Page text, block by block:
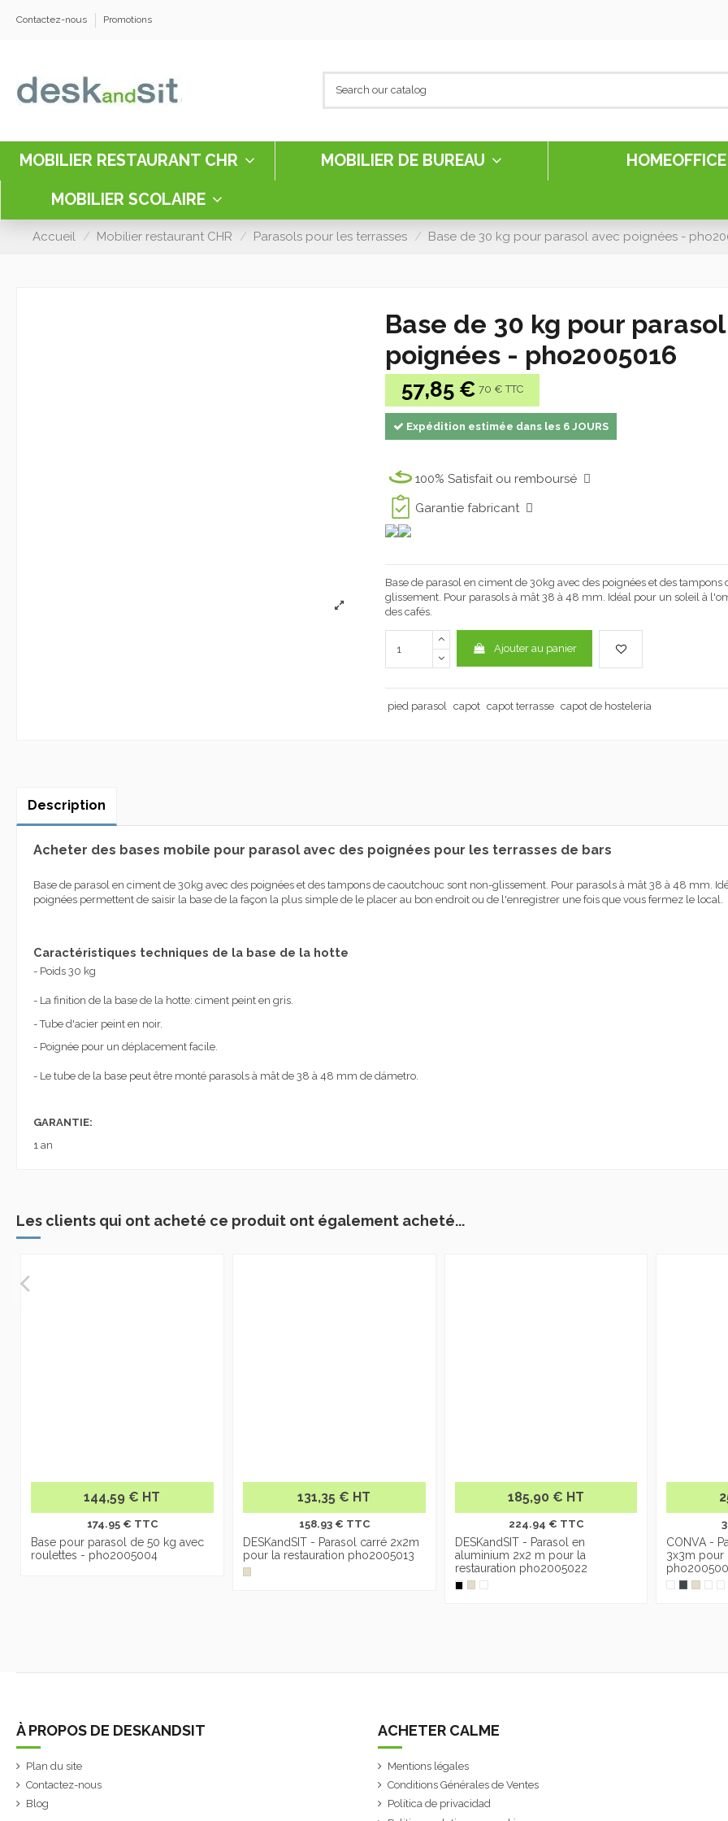
Contactez-nous Promotions
MOBILIER RESTAURANT CHR MOBILIER DE BUREAU
MOBILIER SCOLAIRE
Accueil Mobilier restaurant CHR Parasols pour les terrasses Base de 30 kg pour parasol avec poignées -
Base de 30 kg pour
poignées - pho2005016
57,85 € 70 € TTC
Expédition estimée dans les 6 JOURS
100% Satisfait ou remboursé
Garantie fabricant
Base de parasol en ciment de 30kg avec des poignées et des
glissement. Pour parasols à mât 38 à 48 mm. Idéal pour un soleil à
des cafés.
Ajouter au panier
pied parasol capot capot terrasse capot de hosteleria
Description
Acheter des bases mobile pour parasol avec des poignées pour les terrasses de bars
Base de parasol en ciment de 30kg avec des poignées et des tampons de caoutchouc sont non-glissement. Pour parasols à mât 38 à 48 mm.
poignées permettent de saisir la base de la façon la plus simple de le placer au bon endroit ou de l'enregistrer une fois que vous fermez le local.
Caractéristiques techniques de la base de la hotte
- Poids 30 kg
- La finition de la base de la hotte: ciment peint en gris.
- Tube d'acier peint en noir.
- Poignée pour un déplacement facile.
- Le tube de la base peut être monté parasols à mât de 38 à 48 mm de dámetro.
GARANTIE:
1 an
Les clients qui ont acheté ce produit ont également acheté...
144,59 € HT
174.95 € TTC
Base pour parasol de 50 kg avec
roulettes - pho2005004
131,35 € HT
158.93 € TTC
DESKandSIT - Parasol carré 2x2m
pour la restauration pho2005013
185,90 € HT
224.94 € TTC
DESKandSIT - Parasol en
aluminium 2x2 m pour la
restauration pho2005022
CONVA -
3x3m pour
À PROPOS DE DESKANDSIT
Plan du site
Contactez-nous
Blog
ACHETER CALME
Mentions légales
Conditions Générales de Ventes
Política de privacidad